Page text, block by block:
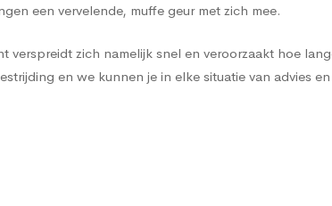
een vervelende, muffe geur met zich mee.
zich namelijk snel en veroorzaakt hoe
en we kunnen je in elke situatie van advies